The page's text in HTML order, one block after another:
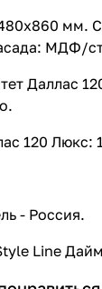
мм.
МДФ/
Даллас
120
- Россия.
Line